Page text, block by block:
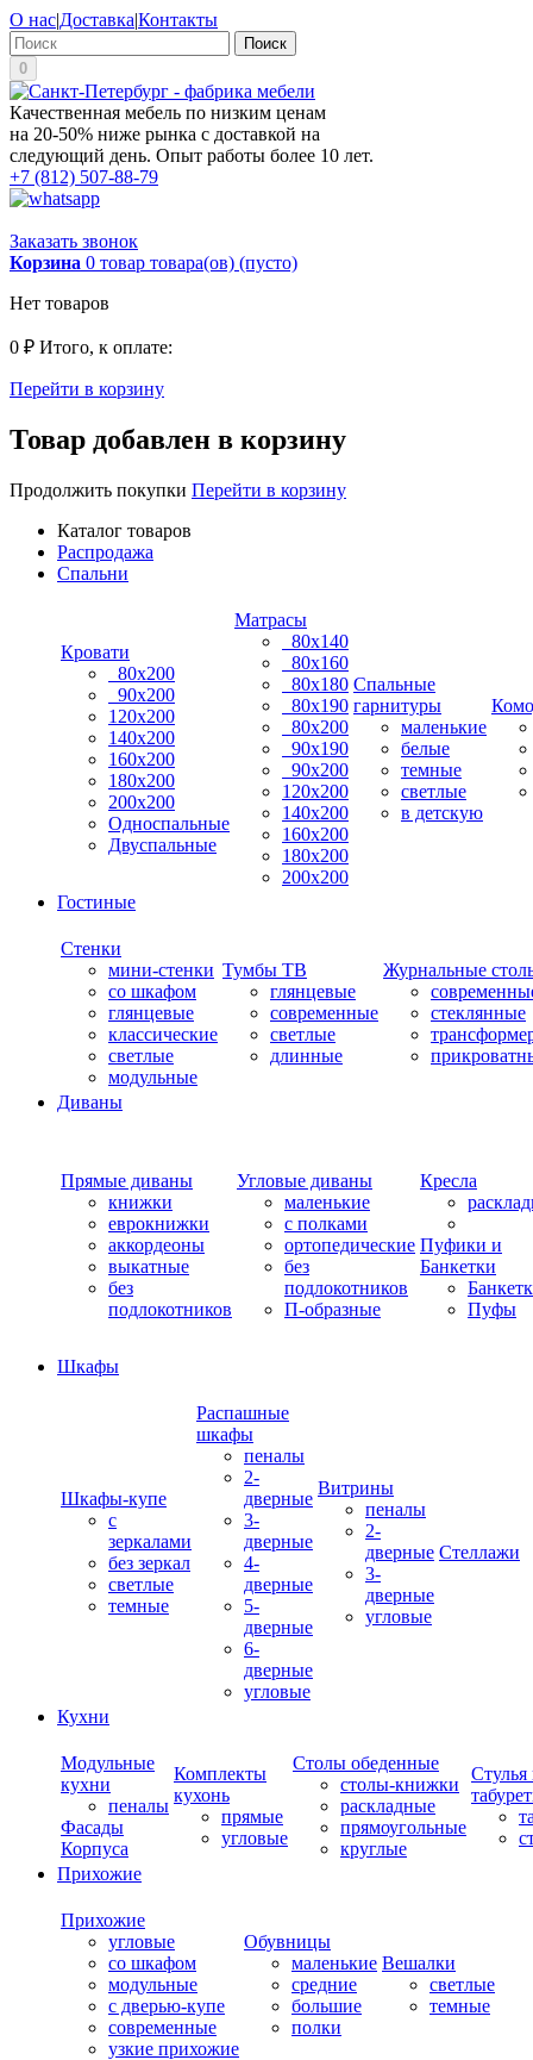
О нас|Доставка|Контакты
Поиск
0
Качественная мебель по низким ценам
на 20-50% ниже рынка с доставкой на
следующий день. Опыт работы более 10 лет.
+7 (812) 507-88-79
Заказать звонок
Корзина 0 товар товара(ов) (пусто)
Нет товаров
0 ₽ Итого, к оплате:
Перейти в корзину
Товар добавлен в корзину
Продолжить покупки Перейти в корзину
Каталог товаров
Распродажа
Спальни
Кровати
80х200
90х200
120х200
140х200
160х200
180х200
200х200
Односпальные
Двуспальные
Матрасы
80х140
80х160
80х180
80х190
80х200
90х190
90х200
120х200
140х200
160х200
180х200
200х200
Спальные
гарнитуры
маленькие
белые
темные
светлые
в детскую
Гостиные
Стенки
мини-стенки
со шкафом
глянцевые
классические
светлые
модульные
Тумбы ТВ
глянцевые
современные
светлые
длинные
Журнальные
стеклянные
Диваны
Прямые диваны
книжки
еврокнижки
аккордеоны
выкатные
без
подлокотников
Угловые диваны
маленькие
с полками
ортопедические
без
подлокотников
П-образные
Кресла
Пуфики и
Банкетки
Пуфы
Шкафы
Шкафы-купе
с
зеркалами
без зеркал
светлые
темные
Распашные
шкафы
пеналы
2-
дверные
3-
дверные
4-
дверные
5-
дверные
6-
дверные
угловые
Витрины
пеналы
2-
дверные
3-
дверные
угловые
Стеллажи
Кухни
Модульные
кухни
пеналы
Фасады
Корпуса
Комплекты
кухонь
прямые
угловые
Столы обеденные
столы-книжки
раскладные
прямоугольные
круглые
Стулья
Прихожие
Прихожие
угловые
со шкафом
модульные
с дверью-купе
современные
узкие прихожие
Обувницы
маленькие
средние
большие
полки
Вешалки
светлые
темные